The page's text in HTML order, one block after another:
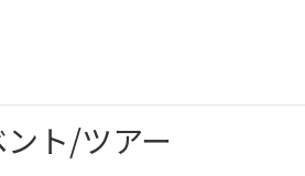
ト/ツアー